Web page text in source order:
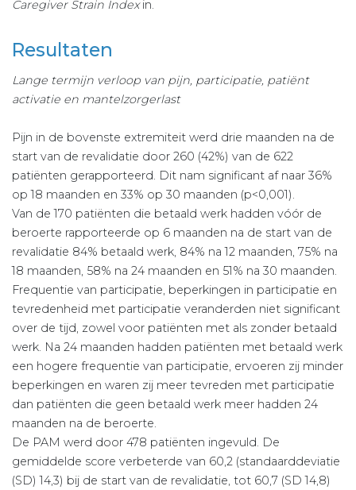
Caregiver Strain Indexin.
Resultaten
Lange termijn verloop van pijn, participatie, patiënt
activatie en mantelzorgerlast
Pijn in de bovenste extremiteit werd drie maanden na de
start van de revalidatie door 260 (42%) van de 622
patiënten gerapporteerd. Dit nam significant af naar 36%
op 18 maanden en 33% op 30 maanden (p<0,001).
Van de 170 patiënten die betaald werk hadden vóór de
beroerte rapporteerde op 6 maanden na de start van de
revalidatie 84% betaald werk, 84% na 12 maanden, 75% na
18 maanden, 58% na 24 maanden en 51% na 30 maanden.
Frequentie van participatie, beperkingen in participatie en
tevredenheid met participatie veranderden niet significant
over de tijd, zowel voor patiënten met als zonder betaald
werk. Na 24 maanden hadden patiënten met betaald werk
een hogere frequentie van participatie, ervoeren zij minder
beperkingen en waren zij meer tevreden met participatie
dan patiënten die geen betaald werk meer hadden 24
maanden na de beroerte.
De PAM werd door 478 patiënten ingevuld. De
gemiddelde score verbeterde van 60,2 (standaarddeviatie
(SD) 14,3) bij de start van de revalidatie, tot 60,7 (SD 14,8)